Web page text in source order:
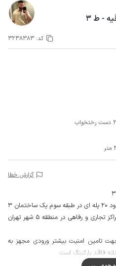
- ط ۳
کد: 3238383
گزارش خطا
این خانه مبله دو خوابه با دسترسی حدود 20 پله ای در طبقه سوم یک ساختمان 3
طبقه 3 واحدی با دسترسی آسان به مراکز تجاری و رفاهی در منطقه 5 شهر تهران
تامین امنیت بیشتر ورودی مجهز به
فاقد پارکینگ است.